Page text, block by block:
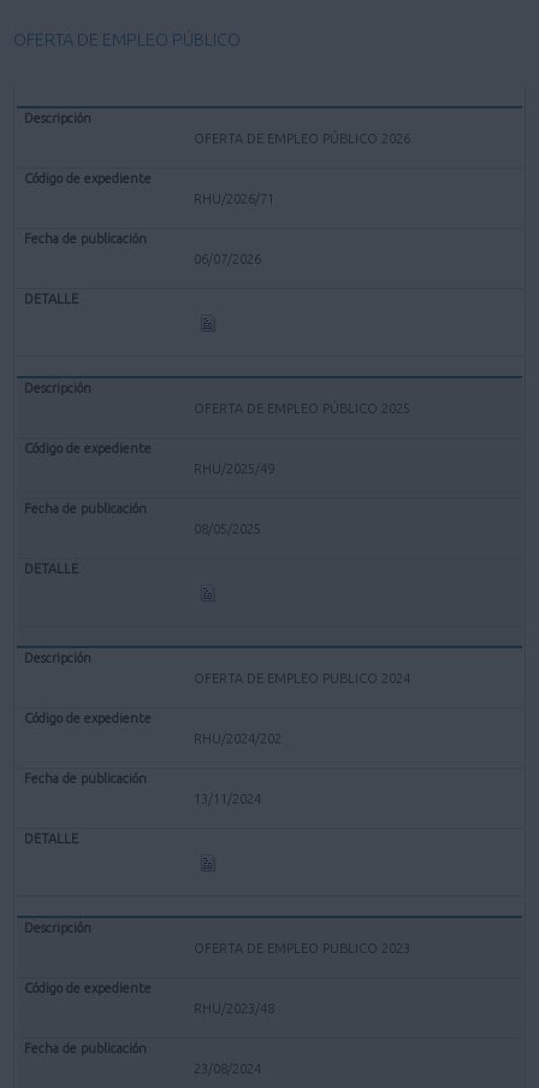
OFERTA DE EMPLEO PÚBLICO
OFERTA DE EMPLEO PÚBLICO 2026
RHU/2026/71
06/07/2026
OFERTA DE EMPLEO PÚBLICO 2025
RHU/2025/49
08/05/2025
OFERTA DE EMPLEO PUBLICO 2024
RHU/2024/202
13/11/2024
OFERTA DE EMPLEO PUBLICO 2023
RHU/2023/48
23/08/2024